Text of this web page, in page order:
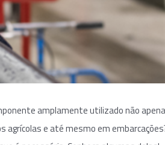
amplamente utilizado não
e até mesmo em